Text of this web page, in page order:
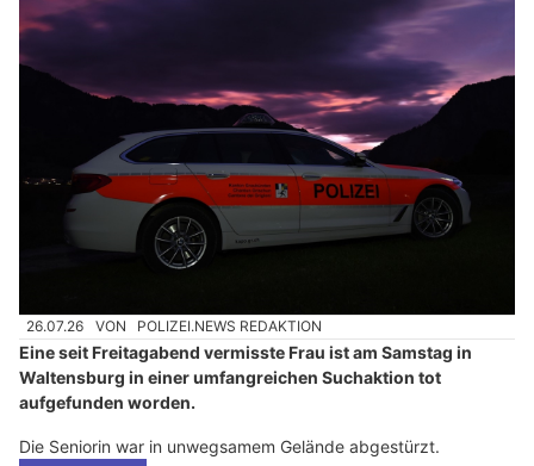
26.07.26 VON POLIZEI.NEWS REDAKTION
Eine seit Freitagabend vermisste Frau ist am Samstag in
Waltensburg in einer umfangreichen Suchaktion tot
aufgefunden worden.
Die Seniorin war in unwegsamem Gelände abgestürzt.